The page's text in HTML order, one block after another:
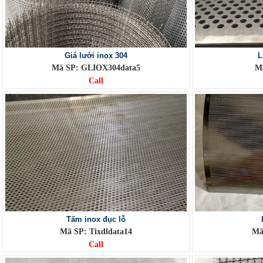
Giá lưới inox 304
Mã SP: GLIOX304data5
Call
Tấm inox đục lỗ
Mã SP: Tixdldata14
Call